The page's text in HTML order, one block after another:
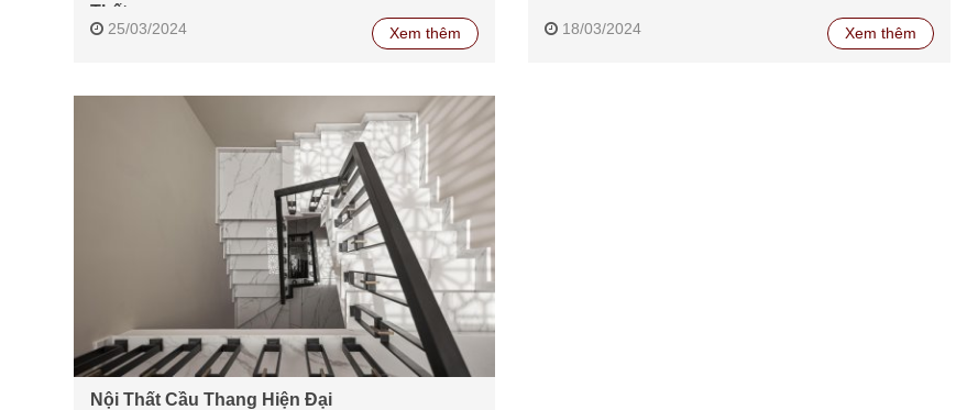
Thất
25/03/2024 Xem thêm 18/03/2024 Xem thêm
Nội Thất Cầu Thang Hiện Đại